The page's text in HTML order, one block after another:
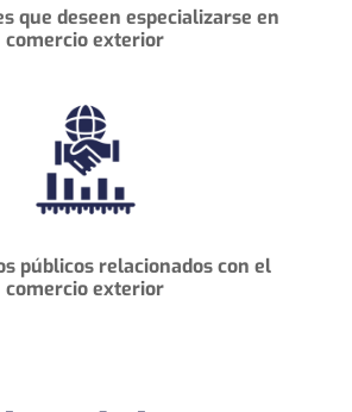
que deseen especializarse en
comercio exterior
públicos relacionados con el
comercio exterior